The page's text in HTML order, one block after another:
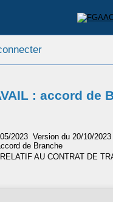
: accord de
2023 Version du 20/10/
AU CONTRAT DE